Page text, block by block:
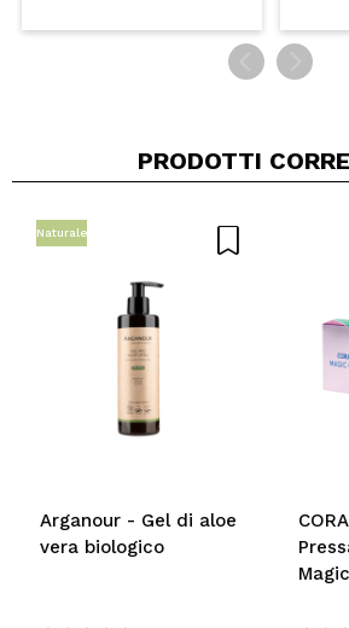
PRODOTTI
Naturale
Arganour - Gel di aloe
vera biologico